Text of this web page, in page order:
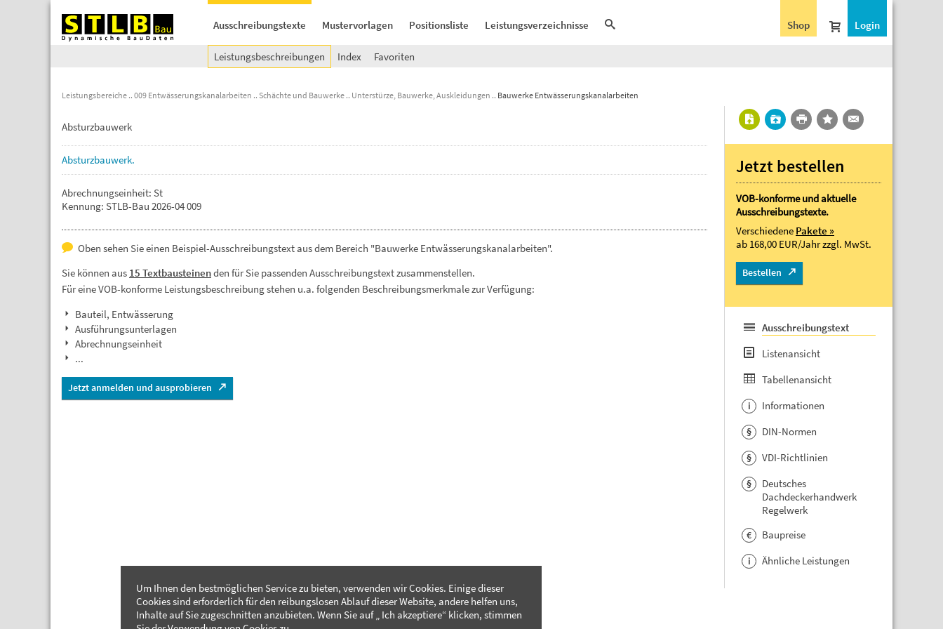
Ausschreibungstexte Mustervorlagen Positionsliste Leistungsverzeichnisse Login
Shop
Leistungsbeschreibungen Index Favoriten
Leistungsbereiche 009 Entwässerungskanalarbeiten Schächte und Bauwerke Unterstürze, Bauwerke, Auskleidungen Bauwerke Entwässerungskanalarbeiten
Absturzbauwerk
Absturzbauwerk.
Abrechnungseinheit: St
Kennung: STLB-Bau 2026-04 009
Oben sehen Sie einen Beispiel-Ausschreibungstext aus dem Bereich "Bauwerke Entwässerungskanalarbeiten".
Sie können aus 15 Textbausteinenden für Sie passenden Ausschreibungstext zusammenstellen.
Für eine VOB-konforme Leistungsbeschreibung stehen u.a. folgenden Beschreibungsmerkmale zur Verfügung:
Bauteil, Entwässerung
Ausführungsunterlagen
Abrechnungseinheit
...
Jetzt anmelden und ausprobieren
Jetzt bestellen
VOB-konforme und aktuelle
Ausschreibungstexte.
Verschiedene Pakete »
ab 168,00 EUR/Jahrzzgl. MwSt.
Bestellen
Ausschreibungstext
Listenansicht
Tabellenansicht
i Informationen
§ DIN-Normen
§ VDI-Richtlinien
§
Deutsches
Dachdeckerhandwerk
Regelwerk
€ Baupreise
i Ähnliche Leistungen
Um Ihnen den bestmöglichen Service zu bieten, verwenden wir Cookies. Einige dieser
Cookies sind erforderlich für den reibungslosen Ablauf dieser Website, andere helfen uns,
Inhalte auf Sie zugeschnitten anzubieten. Wenn Sie auf „ Ich akzeptiere“ klicken, stimmen